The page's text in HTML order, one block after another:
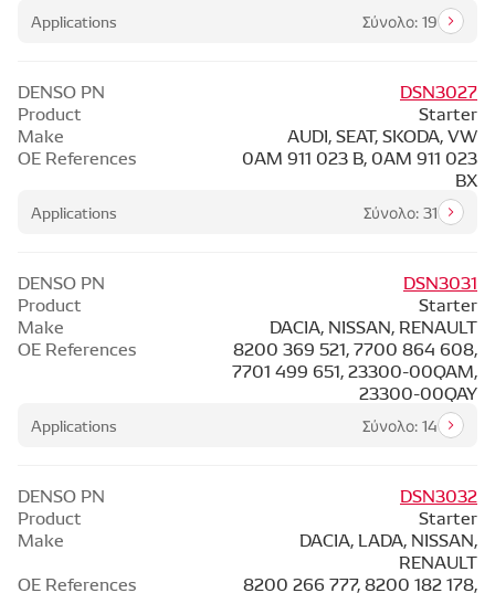
Applications Σύνολο: 19
DENSO PN
DSN3027
Product
Starter
Make
AUDI, SEAT, SKODA, VW
Applications Σύνολο: 31
OE References
0AM 911 023 B, 0AM 911 023
BX
DENSO PN
DSN3031
Product
Starter
Make
DACIA, NISSAN, RENAULT
Applications Σύνολο: 14
OE References
8200 369 521, 7700 864 608,
7701 499 651, 23300-00QAM,
23300-00QAY
DENSO PN
DSN3032
Product
Starter
Make
DACIA, LADA, NISSAN,
RENAULT
OE References
8200 266 777, 8200 182 178,